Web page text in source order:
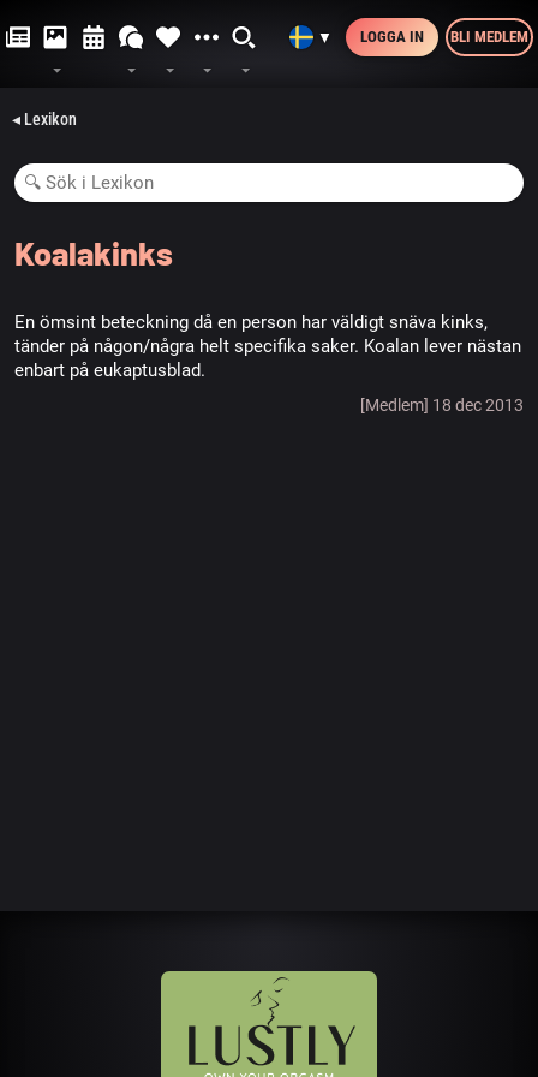
▼ LOGGA IN BLI MEDLEM
◂ Lexikon
Koalakinks
En ömsint beteckning då en person har väldigt snäva kinks,
tänder på någon/några helt specifika saker. Koalan lever nästan
enbart på eukaptusblad.
[Medlem] 18 dec 2013